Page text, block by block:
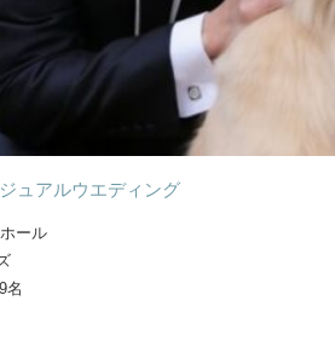
ュアルウエディング
ール
名